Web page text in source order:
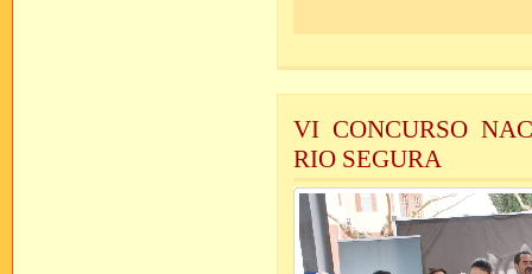
VI CONCURSO
RIO SEGURA